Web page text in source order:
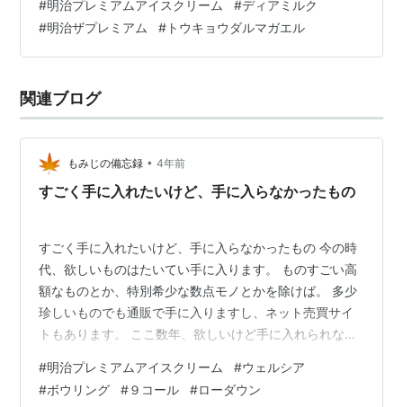
分は「国粋主義」的な考えがあり、基本的に日本製や、
北関東製を好みます。 アイスもそう。ハーゲンダッツや
らロッテやらの外国勢の商品は食いません。 たまに奥さ
すが、自分では買いません。 そして、そのハーゲンがま
た旨いのですよ・・・。あー、…
#明治プレミアムアイスクリーム #ディアミルク
#明治ザプレミアム # トウキョウダルマガエル
関連ブログ
もみじの備忘録 • 4年前
すごく手に入れたいけど、手に入らなかったもの
すごく手に入れたいけど、手に入らなかったもの 今の時
代、欲しいものはたいてい手に入ります。 ものすごい高
額なものとか、特別希少な数点モノとかを除けば。 多少
珍しいものでも通販で手に入りますし、ネット売買サイ
トもあります。 ここ数年、欲しいけど手に入れられなか
けどお金をケチって買わなかったものは、沢山あります
が・・・ しかし１つだけ、すごく手に入れたいけど、手
#明治プレミアムアイスクリーム #ウェルシア
#ボウリング #９コール #ローダウン